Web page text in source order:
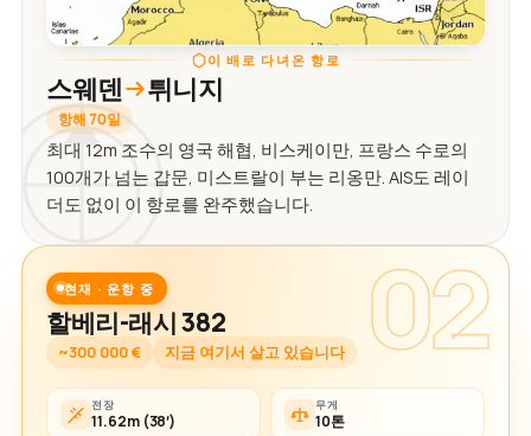
이 배로 다녀온 항로
스웨덴 튀니지
항해 70일
최대 12m 조수의 영국 해협, 비스케이만, 프랑스 수로의
100개가 넘는 갑문, 미스트랄이 부는 리옹만. AIS도 레이
더도 없이 이 항로를 완주했습니다.
02
현재 · 운항 중
할베리-래시 382
~300 000 € 지금 여기서 살고 있습니다
전장
11.62m (38′)
무게
10톤